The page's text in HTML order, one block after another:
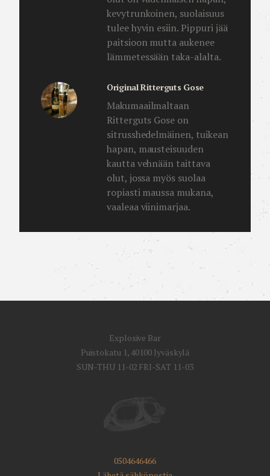
kevytrunkoinen, suolaisuus
tulee hyvin esiin. Pippuri jää
paitsioon mutta aukenee
lämmetessään taka-alalta.
Original Ritterguts Gose
Makumaailmaltaan
Ritterguts Gose on
sitrusshedelmäinen, tuikean
hapan, mausteisuuden
kautta vehnään taittava
olut, jossa myös suolaa
ropiasti maussa mukana,
vaaleaa viinimarjaa.
Explosive Bar
Puistokatu 1, 40100 Jyväskylä
SUN-THU 11-02 FRI-SAT 11-03
0504646466